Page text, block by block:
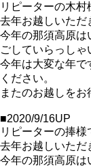
リピーターの木村
去年お越しいただ
今年の那須高原は
ごしていらっしゃ
今年は大変な年で
ください。
またのお越しをお
■2020/9/16UP
リピーターの捧様
去年お越しいただ
今年の那須高原は